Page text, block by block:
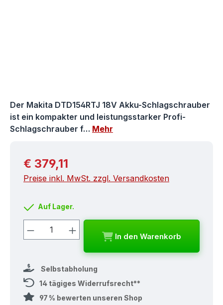
Der Makita DTD154RTJ 18V Akku-Schlagschrauber
ist ein kompakter und leistungsstarker Profi-
Schlagschrauber f… Mehr
Regulärer Preis:
€ 379,11
Preise inkl. MwSt. zzgl. Versandkosten
Auf Lager.
Produkt Anzahl: Gib den
In den Warenkorb
Selbstabholung
14 tägiges Widerrufsrecht**
97 % bewerten unseren Shop